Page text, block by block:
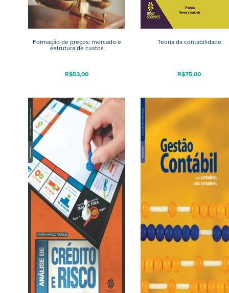
Formação de preços: mercado e
estrutura de custos
R$53,00
Teoria da contabilidade
R$75,00